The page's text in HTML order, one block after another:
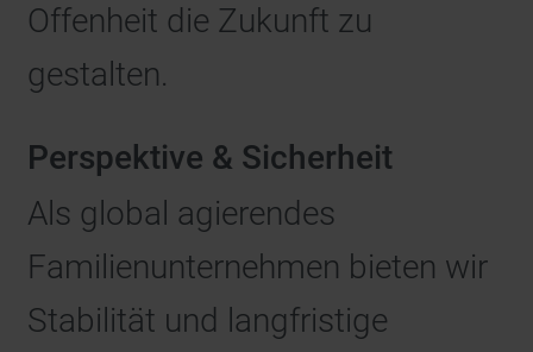
Offenheit die Zukunft zu
gestalten.
Perspektive & Sicherheit
Als global agierendes
Familienunternehmen bieten wir
Stabilität und langfristige